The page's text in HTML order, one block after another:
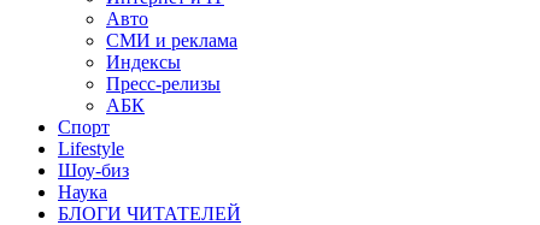
Авто
СМИ и реклама
Индексы
Пресс-релизы
АБК
Спорт
Lifestyle
Шоу-биз
Наука
БЛОГИ ЧИТАТЕЛЕЙ